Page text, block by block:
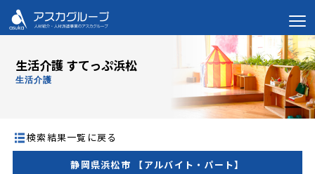
生活介護 すてっぷ浜松
生活介護
検索結果一覧に戻る
静岡県浜松市 【アルバイト・パート】